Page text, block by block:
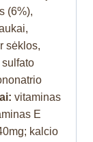
(6%),
sėklos,
vitaminas
E
kalcio